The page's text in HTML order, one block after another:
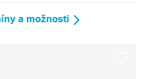
a možnosti